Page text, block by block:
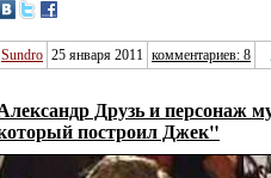
Sundro 25 января 2011 комментариев: 8
Друзь и персонаж
построил Джек"